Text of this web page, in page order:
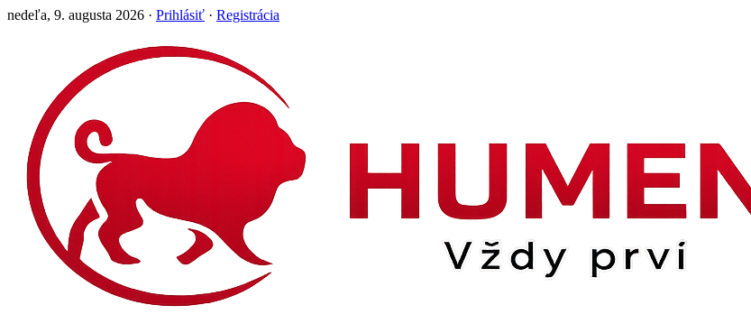
nedeľa, 9. augusta 2026 · Prihlásiť · Registrácia